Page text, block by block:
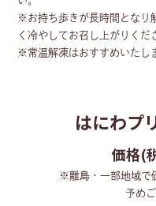
※お持ち歩きが長時間となり
く冷やしてお召し上がりくだ
※常温解凍はおすすめいたし
はにわプ
価格(
※離島・一部地域で
予め